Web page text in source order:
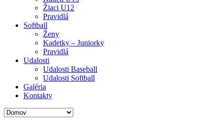
Žiaci U12
Pravidlá
Softball
Ženy
Kadetky – Juniorky
Pravidlá
Udalosti
Udalosti Baseball
Udalosti Softball
Galéria
Kontakty